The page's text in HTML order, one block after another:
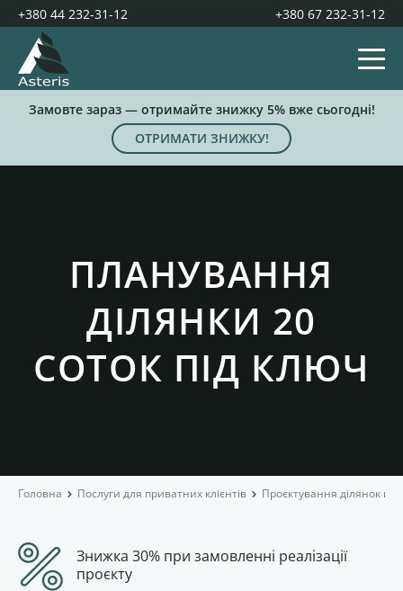
+380 44 232-31-12 +380 67 232-31-12
Замовте зараз — отримайте знижку 5% вже сьогодні!
ОТРИМАТИ ЗНИЖКУ!
ПЛАНУВАННЯ
ДІЛЯНКИ 20
СОТОК ПІД КЛЮЧ
Головна Послуги для приватних клієнтів Проєктування ділянок
Знижка 30% при замовленні реалізації
проєкту